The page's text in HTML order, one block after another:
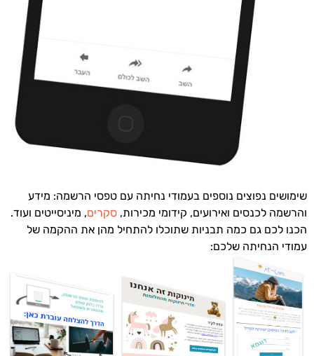
שימושים נפוצים נוספים בעמודי נחיתה עם טפסי הרשמה: מידע
והרשמה לכנסים ואירועים, קידומי מכירות, סקרים, מיניסייטים ועוד.
הכנו לכם גם כמה תבניות שתוכלו להתחיל מהן את ההקמה של
עמודי הנחיתה שלכם: